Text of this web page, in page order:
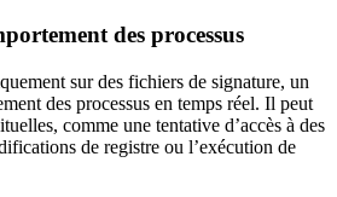
des processus
sur des fichiers de signature, un
des processus en temps réel. Il peut
comme une tentative d’accès à des
de registre ou l’exécution de